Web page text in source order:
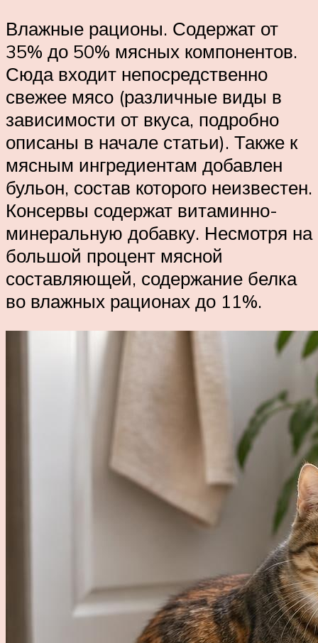
Влажные рационы. Содержат от
35% до 50% мясных компонентов.
Сюда входит непосредственно
свежее мясо (различные виды в
зависимости от вкуса, подробно
описаны в начале статьи). Также к
мясным ингредиентам добавлен
бульон, состав которого неизвестен.
Консервы содержат витаминно-
минеральную добавку. Несмотря на
большой процент мясной
составляющей, содержание белка
во влажных рационах до 11%.